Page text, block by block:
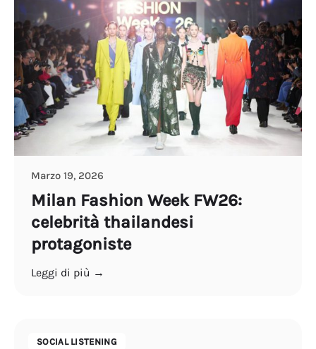
Marzo 19, 2026
Milan Fashion Week FW26:
celebrità thailandesi
protagoniste
Leggi di più →
SOCIAL LISTENING